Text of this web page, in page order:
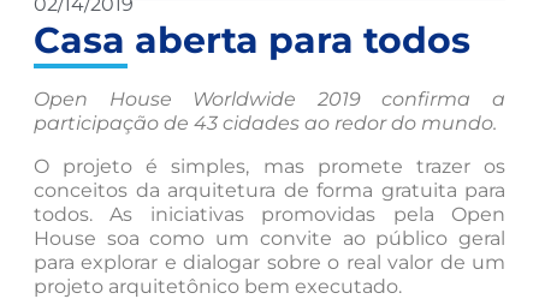
Casa aberta para todos
Open House Worldwide 2019 confirma a
participação de 43 cidades ao redor do mundo.
O projeto é simples, mas promete trazer os
conceitos da arquitetura de forma gratuita para
todos. As iniciativas promovidas pela Open
House soa como um convite ao público geral
para explorar e dialogar sobre o real valor de um
projeto arquitetônico bem executado.